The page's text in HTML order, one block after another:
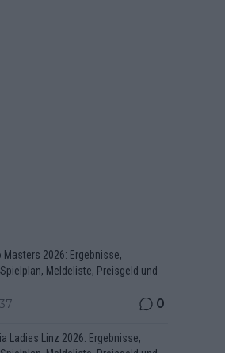
Masters 2026: Ergebnisse,
Meldeliste, Preisgeld und
0
Ladies Linz 2026: Ergebnisse,